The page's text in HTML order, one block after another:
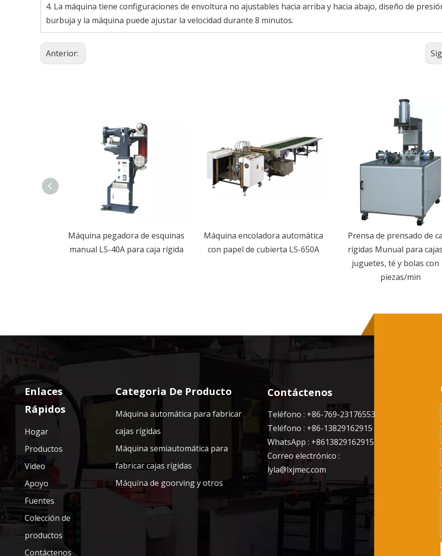
4. La máquina tiene configuraciones de envoltura no ajustables hacia arriba y hacia abajo, diseño de
burbuja y la máquina puede ajustar la velocidad durante 8 minutos.
Anterior:
Máquina pegadora de esquinas
manual LS-40A para caja rígida
Máquina encoladora automática
con papel de cubierta LS-650A
Prensa de prensado de
rígidas Munual para
juguetes, té y bolas con
piezas/min
Enlaces
Rápidos
Hogar
Productos
Video
Apoyo
Fuentes
Colección de
productos
Contáctenos
Categoria De Producto
Máquina automática para fabricar
cajas rígidas
Máquina semiautomática para
fabricar cajas rígidas
Máquina de goorving y otros
Contáctenos
Teléfono : +86-769-23176553
Teléfono : +86-13829162915
WhatsApp : +8613829162915
Correo electrónico :
lyla@lxjmec.com